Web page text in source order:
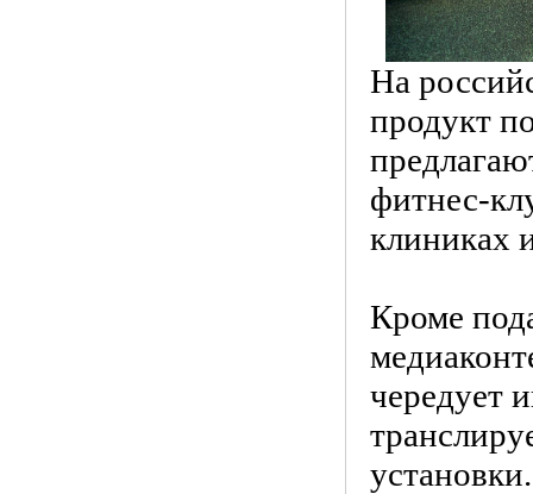
На
продукт
фитнес-
клиниках
Кроме
чередует
установки.